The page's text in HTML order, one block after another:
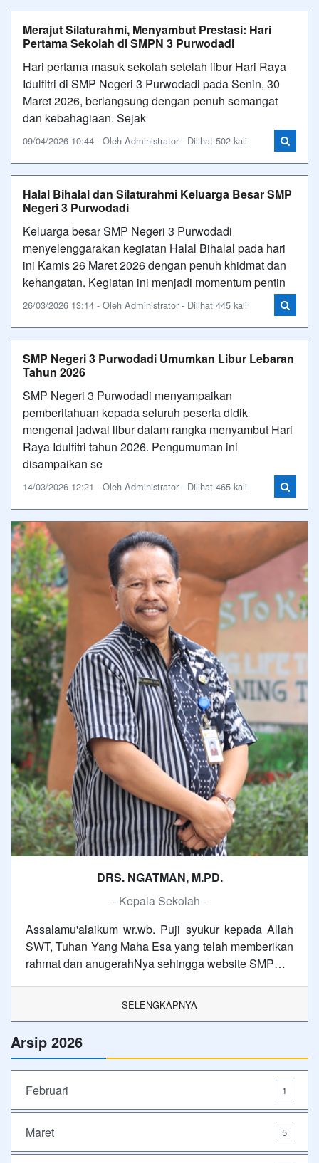
Merajut Silaturahmi, Menyambut Prestasi: Hari
Pertama Sekolah di SMPN 3 Purwodadi
Hari pertama masuk sekolah setelah libur Hari Raya
Idulfitri di SMP Negeri 3 Purwodadi pada Senin, 30
Maret 2026, berlangsung dengan penuh semangat
dan kebahagiaan. Sejak
09/04/2026 10:44 - Oleh Administrator - Dilihat 502 kali
Halal Bihalal dan Silaturahmi Keluarga Besar SMP
Negeri 3 Purwodadi
Keluarga besar SMP Negeri 3 Purwodadi
menyelenggarakan kegiatan Halal Bihalal pada hari
ini Kamis 26 Maret 2026 dengan penuh khidmat dan
kehangatan. Kegiatan ini menjadi momentum pentin
26/03/2026 13:14 - Oleh Administrator - Dilihat 445 kali
SMP Negeri 3 Purwodadi Umumkan Libur Lebaran
Tahun 2026
SMP Negeri 3 Purwodadi menyampaikan
pemberitahuan kepada seluruh peserta didik
mengenai jadwal libur dalam rangka menyambut Hari
Raya Idulfitri tahun 2026. Pengumuman ini
disampaikan se
14/03/2026 12:21 - Oleh Administrator - Dilihat 465 kali
DRS. NGATMAN, M.PD.
- Kepala Sekolah -
Assalamu'alaikum wr.wb. Puji syukur kepada Allah
SWT, Tuhan Yang Maha Esa yang telah memberikan
rahmat dan anugerahNya sehingga website SMP…
SELENGKAPNYA
Arsip 2026
Februari 1
Maret 5